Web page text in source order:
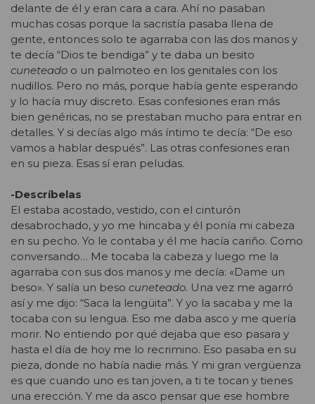
delante de él y eran cara a cara. Ahí no pasaban
muchas cosas porque la sacristía pasaba llena de
gente, entonces solo te agarraba con las dos manos y
te decía “Dios te bendiga” y te daba un besito
cuneteado o un palmoteo en los genitales con los
nudillos. Pero no más, porque había gente esperando
y lo hacía muy discreto. Esas confesiones eran más
bien genéricas, no se prestaban mucho para entrar en
detalles. Y si decías algo más íntimo te decía: “De eso
vamos a hablar después”. Las otras confesiones eran
en su pieza. Esas sí eran peludas.
-Descríbelas
El estaba acostado, vestido, con el cinturón
desabrochado, y yo me hincaba y él ponía mi cabeza
en su pecho. Yo le contaba y él me hacía cariño. Como
conversando… Me tocaba la cabeza y luego me la
agarraba con sus dos manos y me decía: «Dame un
beso». Y salía un beso cuneteado. Una vez me agarró
así y me dijo: “Saca la lengüita”. Y yo la sacaba y me la
tocaba con su lengua. Eso me daba asco y me quería
morir. No entiendo por qué dejaba que eso pasara y
hasta el día de hoy me lo recrimino. Eso pasaba en su
pieza, donde no había nadie más. Y mi gran vergüenza
es que cuando uno es tan joven, a ti te tocan y tienes
una erección. Y me da asco pensar que ese hombre